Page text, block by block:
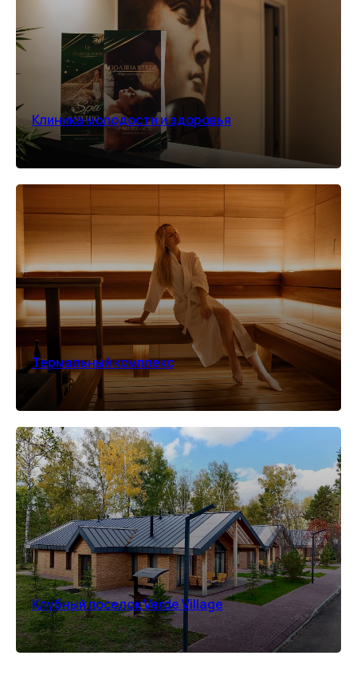
Клиника молодости и здоровья
Термальный комплекс
Клубный поселок Verde Village